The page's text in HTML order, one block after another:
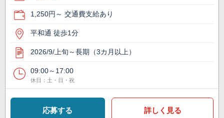
1,250円～ 交通費支給あり
平和通 徒歩1分
2026/9/上旬～長期（3カ月以上）
09:00～17:00
休日：土・日・祝
応募する 詳しく見る